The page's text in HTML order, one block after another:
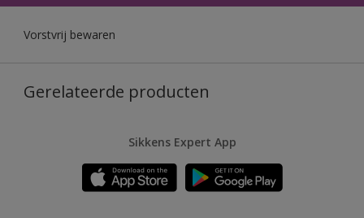
Vorstvrij bewaren
Gerelateerde producten
Sikkens Expert App